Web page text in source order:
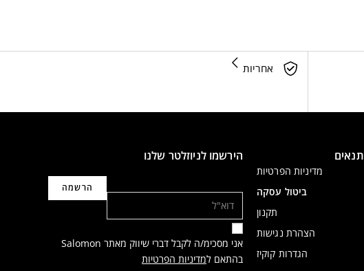
אחריות
תנאים
מדיניות הפרטיות
ביטול עסקה
תקנון
הצהרת נגישות
הגדרות קוקיז
הירשמו לניוזלטר שלנו
אני מסכימ/ה לקבל דברי שיווק מאתר Salomon
בהתאם למדיניות הפרטיות